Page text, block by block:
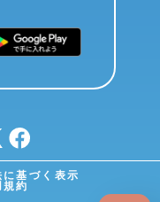
facebook
基づく表示
規約